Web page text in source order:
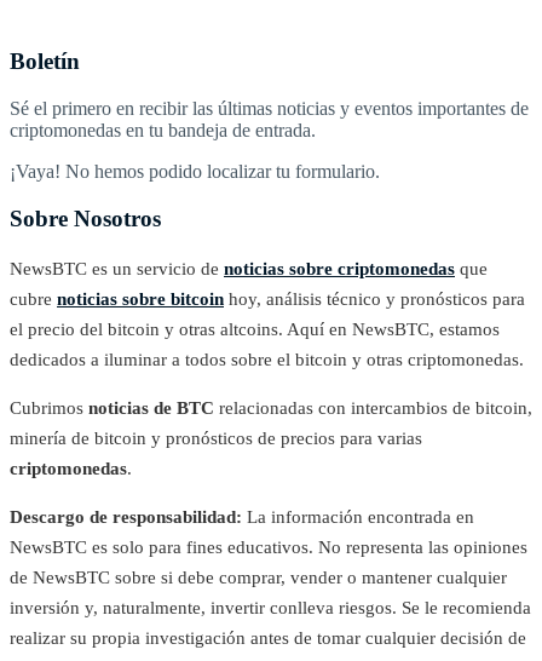
Boletín
Sé el primero en recibir las últimas noticias y eventos importantes de
criptomonedas en tu bandeja de entrada.
¡Vaya! No hemos podido localizar tu formulario.
Sobre Nosotros
NewsBTC es un servicio de noticias sobre criptomonedas que
cubre noticias sobre bitcoin hoy, análisis técnico y pronósticos para
el precio del bitcoin y otras altcoins. Aquí en NewsBTC, estamos
dedicados a iluminar a todos sobre el bitcoin y otras criptomonedas.
Cubrimos noticias de BTC relacionadas con intercambios de bitcoin,
minería de bitcoin y pronósticos de precios para varias
criptomonedas.
Descargo de responsabilidad: La información encontrada en
NewsBTC es solo para fines educativos. No representa las opiniones
de NewsBTC sobre si debe comprar, vender o mantener cualquier
inversión y, naturalmente, invertir conlleva riesgos. Se le recomienda
realizar su propia investigación antes de tomar cualquier decisión de